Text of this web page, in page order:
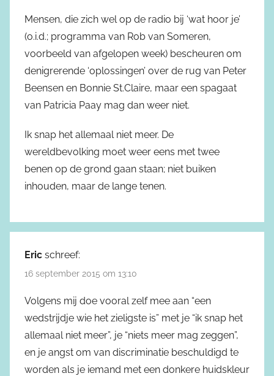
Mensen, die zich wel op de radio bij ‘wat hoor je’
(o.i.d.; programma van Rob van Someren,
voorbeeld van afgelopen week) bescheuren om
denigrerende ‘oplossingen’ over de rug van Peter
Beensen en Bonnie St.Claire, maar een spagaat
van Patricia Paay mag dan weer niet.
Ik snap het allemaal niet meer. De
wereldbevolking moet weer eens met twee
benen op de grond gaan staan; niet buiken
inhouden, maar de lange tenen.
Eric schreef:
16 september 2015 om 13:10
Volgens mij doe vooral zelf mee aan “een
wedstrijdje wie het zieligste is” met je “ik snap het
allemaal niet meer”, je “niets meer mag zeggen”,
en je angst om van discriminatie beschuldigd te
worden als je iemand met een donkere huidskleur